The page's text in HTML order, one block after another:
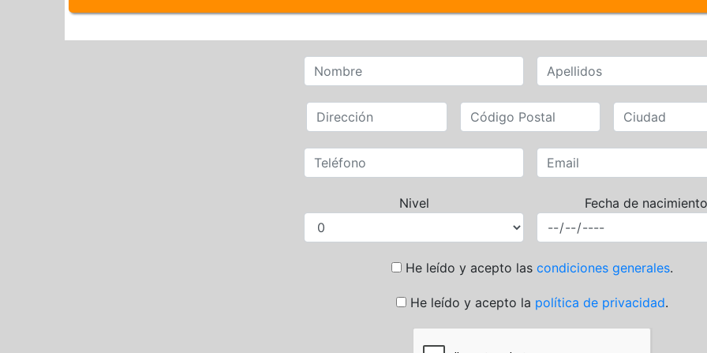
Nivel Fecha de
He leído y acepto lascondiciones generales.
He leído y acepto la política de privacidad.